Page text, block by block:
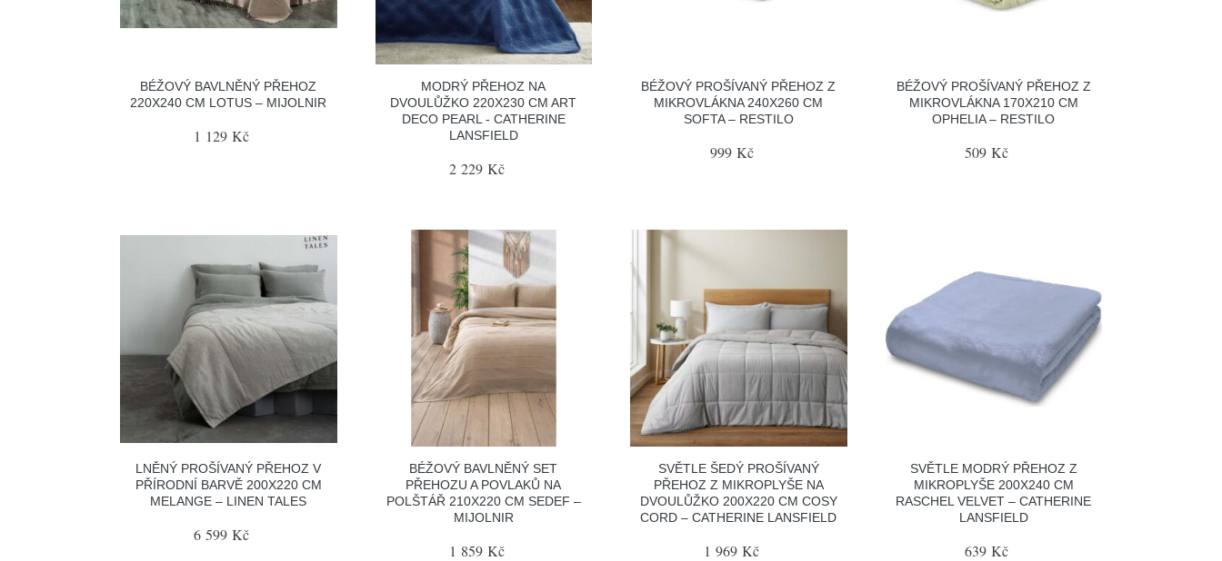
BÉŽOVÝ BAVLNĚNÝ PŘEHOZ
220X240 CM LOTUS – MIJOLNIR
1 129 Kč
MODRÝ PŘEHOZ NA
DVOULŮŽKO 220X230 CM ART
DECO PEARL - CATHERINE
LANSFIELD
2 229 Kč
BÉŽOVÝ PROŠÍVANÝ PŘEHOZ Z
MIKROVLÁKNA 240X260 CM
SOFTA – RESTILO
999 Kč
BÉŽOVÝ PROŠÍVANÝ PŘEHOZ Z
MIKROVLÁKNA 170X210 CM
OPHELIA – RESTILO
509 Kč
LNĚNÝ PROŠÍVANÝ PŘEHOZ V
PŘÍRODNÍ BARVĚ 200X220 CM
MELANGE – LINEN TALES
6 599 Kč
BÉŽOVÝ BAVLNĚNÝ SET
PŘEHOZU A POVLAKŮ NA
POLŠTÁŘ 210X220 CM SEDEF –
MIJOLNIR
1 859 Kč
SVĚTLE ŠEDÝ PROŠÍVANÝ
PŘEHOZ Z MIKROPLYŠE NA
DVOULŮŽKO 200X220 CM COSY
CORD – CATHERINE LANSFIELD
1 969 Kč
SVĚTLE MODRÝ PŘEHOZ Z
MIKROPLYŠE 200X240 CM
RASCHEL VELVET – CATHERINE
LANSFIELD
639 Kč